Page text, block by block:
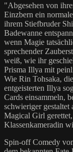
"Abgesehen von
Einzbern ein
ihrem Stiefbruder
Badewanne
wenn Magie
sprechender
weiß, wie ihr
Prisma Illya mit
Wie Rin Tohsaka,
entgeisterten Illya
Cards einsammeln,
schwieriger gestaltet
Magical Girl
Klassenkameradin
Spin-off Comedy